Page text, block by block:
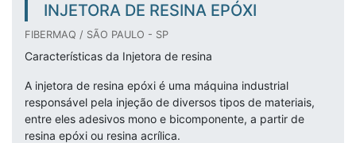
INJETORA DE RESINA EPÓXI
FIBERMAQ / SÃO PAULO - SP
Características da Injetora de resina
A injetora de resina epóxi é uma máquina industrial
responsável pela injeção de diversos tipos de materiais,
entre eles adesivos mono e bicomponente, a partir de
resina epóxi ou resina acrílica.